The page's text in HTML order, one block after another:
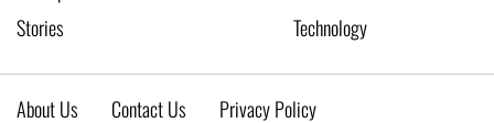
Stories
Technology
About Us Contact Us
Privacy Policy